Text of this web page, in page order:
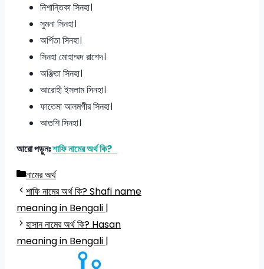
নিশান্তিকা সিনহা।
সুমনা সিনহা।
অর্পিতা সিনহা।
সিনহা মোহাম্মদ রাশেদ।
অঞ্জিতা সিনহা।
আরোহী ইসলাম সিনহা।
ফাতেমা আলমগীর সিনহা।
আতশি সিনহা।
আরো পড়ুনঃশাফি নামের অর্থ কি?
Categories
নামের অর্থ
শাফি নামের অর্থ কি? Shafi name
meaning in Bengali |
হাসান নামের অর্থ কি? Hasan
meaning in Bengali |